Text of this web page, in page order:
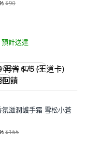
$90
預計送達
省 $75 (王道卡)
氛滋潤護手霜 雪松小蒼
$165